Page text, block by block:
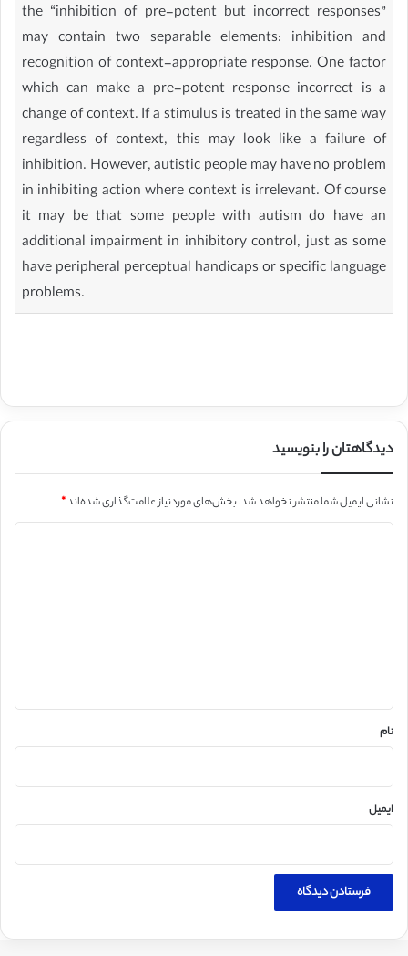
the “inhibition of pre-potent but incorrect responses”
may contain two separable elements: inhibition and
recognition of context-appropriate response. One factor
which can make a pre-potent response incorrect is a
change of context. If a stimulus is treated in the same way
regardless of context, this may look like a failure of
inhibition. However, autistic people may have no problem
in inhibiting action where context is irrelevant. Of course
it may be that some people with autism do have an
additional impairment in inhibitory control, just as some
have peripheral perceptual handicaps or specific language
problems.
دیدگاهتان را بنویسید
نشانی ایمیل شما منتشر نخواهد شد.بخش‌های موردنیاز علامت‌گذاری شده‌اند*
نام
ایمیل